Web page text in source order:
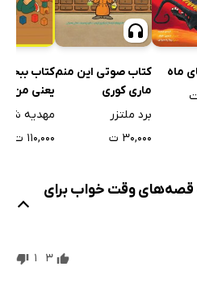
ماه
کتاب صوتی این منم
ماری کوری
برد ملتزر
۳۰,۰۰۰ ت
کتاب
یعنی من
مهدیه
۱۱۰,۰۰۰ ت
قصه‌های وقت خواب برای
3
1